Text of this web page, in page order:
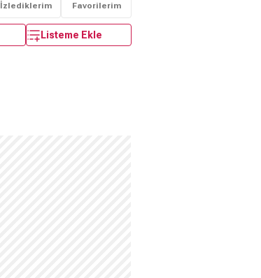
İzlediklerim Favorilerim
Listeme Ekle